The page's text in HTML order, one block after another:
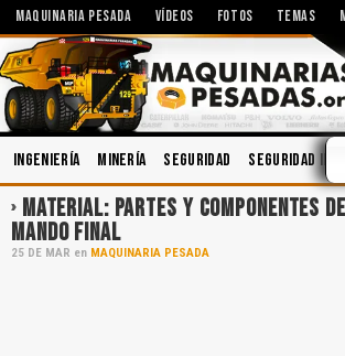
MAQUINARIA PESADA VÍDEOS FOTOS TEMAS
Ingeniería Minería Seguridad Seguridad
MATERIAL: PARTES Y COMPONENTES
MANDO FINAL
25 DE MAR en MAQUINARIA PESADA